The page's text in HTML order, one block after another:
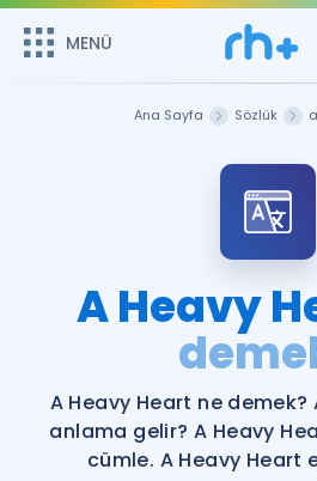
MENÜ
Şifremi
Sepetin Şu An
Remzi Hoca ile seni sınava
bekliyor!
MENÜ
Katılımcı Görüşleri
Faydalı Araçlar
Ücretsiz Kaynaklar
Ana Sayfa Sözlük
A Heavy
A Heavy Heart ne demek?
anlama gelir? A Heavy
cümle. A Heavy Heart